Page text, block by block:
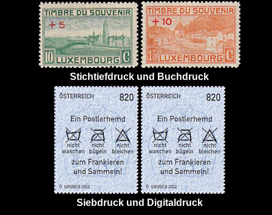
Stichtiefdruck und Buchdruck
Siebdruck und Digitaldruck